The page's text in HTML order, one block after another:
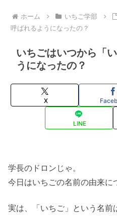
ホーム いちご学部
呼ばれるようになったの？
いちごはいつから「
うになったの？
X
LINE
学長のドロンじゃ。
今日はいちごの名前の由来に
実は、「いちご」という名前